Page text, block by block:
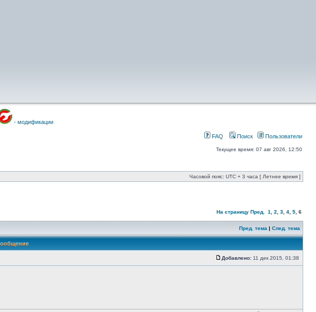
- модификации
FAQ Поиск Пользователи
Текущее время: 07 авг 2026, 12:50
Часовой пояс: UTC + 3 часа [ Летнее время ]
На страницу Пред. 1 2 3 4 5 6
Пред. тема | След. тема
Добавлено: 11 дек 2015, 01:38